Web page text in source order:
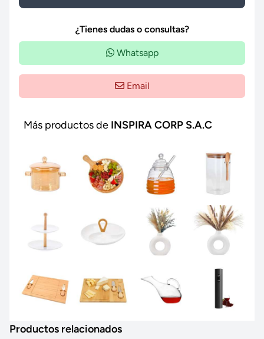
¿Tienes dudas o consultas?
Whatsapp
Email
Más productos de INSPIRA CORP S.A.C
Productos relacionados